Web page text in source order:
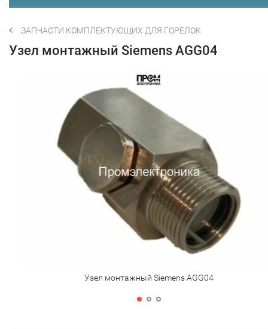
ЗАПЧАСТИ КОМПЛЕКТУЮЩИХ ДЛЯ ГОРЕЛОК
Узел монтажный Siemens AGG04
Узел монтажный Siemens AGG04